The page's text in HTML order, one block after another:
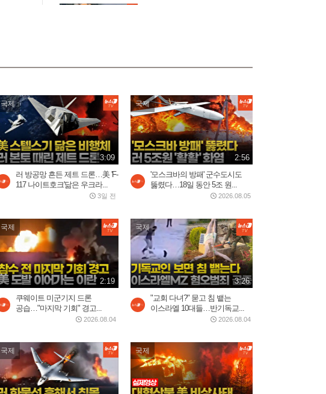
2:59
2026.07.31
1:10
오세훈 당선무효 가능성에
벌써 들썩…서울시장에...
2:20
만지작…"미사일 역량...
2026.07.30
15:23
5시간 밤샘 '필버' 나경
2026.07.31
중국 현지에서 반응 난리난
장원영 광고
2026.08.03
국제
3:09
러 방공망 흔든 제트 드론…美 'F-
117 나이트호크'닮은 우크라...
3일 전
국제
2:56
'모스크바의 방패' 군수도시도
뚫렸다…18일 동안 5조 원...
2026.08.05
국제
2:19
쿠웨이트 미군기지 드론
공습…"마지막 기회" 경고...
2026.08.04
국제
3:26
"교회 다녀?" 묻고 침 뱉는
이스라엘 10대들…반기독교...
2026.08.04
국제 국제